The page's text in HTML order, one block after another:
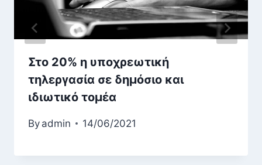
Στο 20% η υποχρεωτική
τηλεργασία σε δημόσιο και
ιδιωτικό τομέα
By admin 14/06/2021